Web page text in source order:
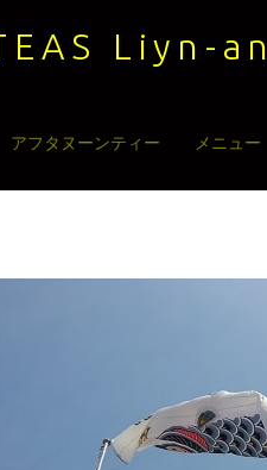
Liyn-an
アフタヌーンティー メニュー